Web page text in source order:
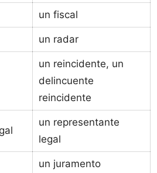
un fiscal
un radar
un reincidente, un
delincuente
reincidente
un representante
legal
un juramento